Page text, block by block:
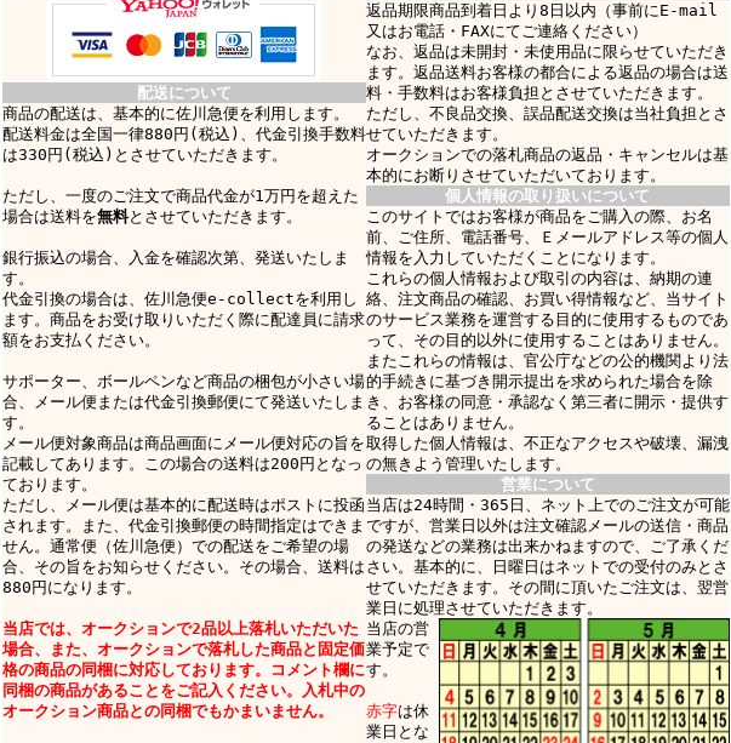
配送について
商品の配送は、基本的に佐川急便を利用します。
配送料金は全国一律880円(税込)、代金引換手数料
は330円(税込)とさせていただきます。
ただし、一度のご注文で商品代金が1万円を超えた
場合は送料を無料とさせていただきます。
銀行振込の場合、入金を確認次第、発送いたしま
す。
代金引換の場合は、佐川急便e-collectを利用し
ます。商品をお受け取りいただく際に配達員に請求
額をお支払ください。
サポーター、ボールペンなど商品の梱包が小さい場
合、メール便または代金引換郵便にて発送いたしま
す。
メール便対象商品は商品画面にメール便対応の旨を
記載してあります。この場合の送料は200円となっ
ております。
ただし、メール便は基本的に配送時はポストに投函
されます。また、代金引換郵便の時間指定はできま
せん。通常便（佐川急便）での配送をご希望の場
合、その旨をお知らせください。その場合、送料は
880円になります。
当店では、オークションで2品以上落札いただいた
場合、また、オークションで落札した商品と固定価
格の商品の同梱に対応しております。コメント欄に
同梱の商品があることをご記入ください。入札中の
オークション商品との同梱でもかまいません。
返品期限商品到着日より8日以内（事前にE-mail
又はお電話・FAXにてご連絡ください）
なお、返品は未開封・未使用品に限らせていただき
ます。返品送料お客様の都合による返品の場合は送
料・手数料はお客様負担とさせていただきます。
ただし、不良品交換、誤品配送交換は当社負担とさ
せていただきます。
オークションでの落札商品の返品・キャンセルは基
本的にお断りさせていただいております。
個人情報の取り扱いについて
このサイトではお客様が商品をご購入の際、お名
前、ご住所、電話番号、Ｅメールアドレス等の個人
情報を入力していただくことになります。
これらの個人情報および取引の内容は、納期の連
絡、注文商品の確認、お買い得情報など、当サイト
のサービス業務を運営する目的に使用するものであ
って、その目的以外に使用することはありません。
またこれらの情報は、官公庁などの公的機関より法
的手続きに基づき開示提出を求められた場合を除
き、お客様の同意・承認なく第三者に開示・提供す
ることはありません。
取得した個人情報は、不正なアクセスや破壊、漏洩
の無きよう管理いたします。
営業について
当店は24時間・365日、ネット上でのご注文が可能
ですが、営業日以外は注文確認メールの送信・商品
の発送などの業務は出来かねますので、ご了承くだ
さい。基本的に、日曜日はネットでの受付のみとさ
せていただきます。その間に頂いたご注文は、翌営
業日に処理させていただきます。
当店の営
業予定で
す。
赤字は休
業日とな